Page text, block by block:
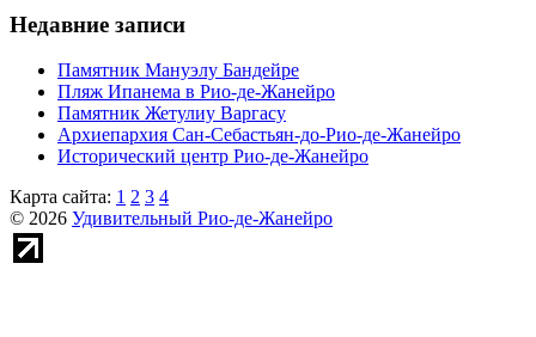
Недавние записи
Памятник Мануэлу Бандейре
Пляж Ипанема в Рио-де-Жанейро
Памятник Жетулиу Варгасу
Архиепархия Сан-Себастьян-до-Рио-де-Жанейро
Исторический центр Рио-де-Жанейро
Карта сайта: 1 2 3 4
© 2026 Удивительный Рио-де-Жанейро